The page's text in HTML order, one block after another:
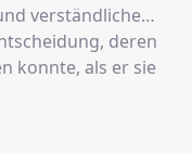
verständliche
deren
konnte, als er sie